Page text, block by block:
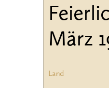
März
Land